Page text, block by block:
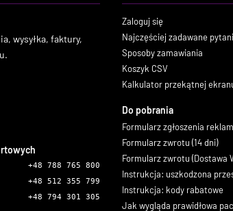
wysyłka, faktury,
+48 788 765 800
+48 512 355 799
+48 794 301 305
Zaloguj się
Najczęściej zadawane
Sposoby zamawiania
Koszyk CSV
Kalkulator przekątnej
Do pobrania
Formularz zgłoszenia
Formularz zwrotu (14 dni)
Formularz zwrotu (Dostawa
Instrukcja: uszkodzona
Instrukcja: kody rabatowe
Jak wygląda prawidłowa